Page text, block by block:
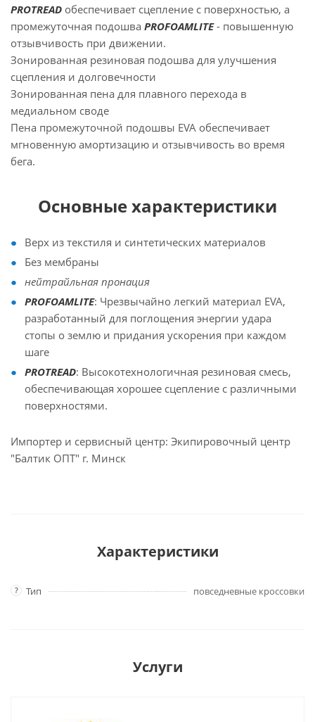
PROTREAD обеспечивает сцепление с поверхностью, а
промежуточная подошва PROFOAMLITE- повышенную
отзывчивость при движении.
Зонированная резиновая подошва для улучшения
сцепления и долговечности
Зонированная пена для плавного перехода в
медиальном своде
Пена промежуточной подошвы EVA обеспечивает
мгновенную амортизацию и отзывчивость во время
бега.
Основные характеристики
Верх из текстиля и синтетических материалов
Без мембраны
нейтрайльная пронация
PROFOAMLITE: Чрезвычайно легкий материал EVA,
разработанный для поглощения энергии удара
стопы о землю и придания ускорения при каждом
шаге
PROTREAD: Высокотехнологичная резиновая смесь,
обеспечивающая хорошее сцепление с различными
поверхностями.
Импортер и сервисный центр: Экипировочный центр
"Балтик ОПТ" г. Минск
Характеристики
? Тип повседневные кроссовки
Услуги